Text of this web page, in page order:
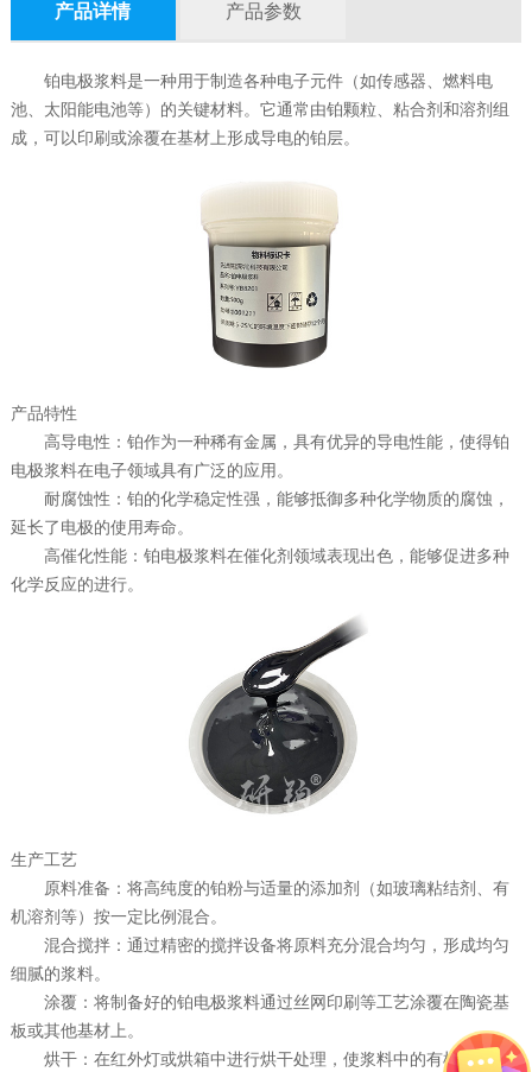
产品详情 产品参数
铂电极浆料是一种用于制造各种电子元件（如传感器、燃料电
池、太阳能电池等）的关键材料。它通常由铂颗粒、粘合剂和溶剂组
成，可以印刷或涂覆在基材上形成导电的铂层。
产品特性
高导电性：铂作为一种稀有金属，具有优异的导电性能，使得铂
电极浆料在电子领域具有广泛的应用。
耐腐蚀性：铂的化学稳定性强，能够抵御多种化学物质的腐蚀，
延长了电极的使用寿命。
高催化性能：铂电极浆料在催化剂领域表现出色，能够促进多种
化学反应的进行。
生产工艺
原料准备：将高纯度的铂粉与适量的添加剂（如玻璃粘结剂、有
机溶剂等）按一定比例混合。
混合搅拌：通过精密的搅拌设备将原料充分混合均匀，形成均匀
细腻的浆料。
涂覆：将制备好的铂电极浆料通过丝网印刷等工艺涂覆在陶瓷基
板或其他基材上。
烘干：在红外灯或烘箱中进行烘干处理，使浆料中的有机溶剂挥